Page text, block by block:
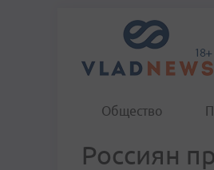
Общество
Россиян